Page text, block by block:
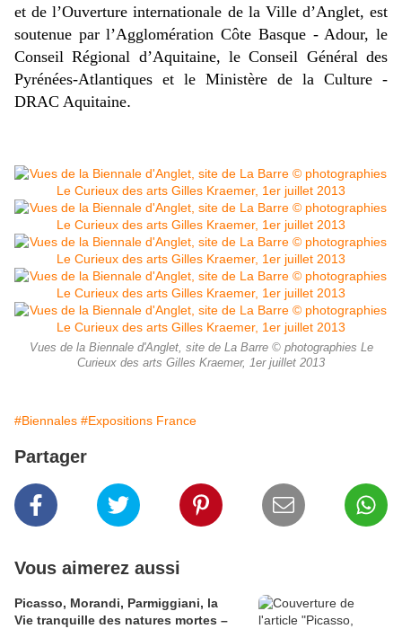
et de l’Ouverture internationale de la Ville d’Anglet, est
soutenue par l’Agglomération Côte Basque - Adour, le
Conseil Régional d’Aquitaine, le Conseil Général des
Pyrénées-Atlantiques et le Ministère de la Culture -
DRAC Aquitaine.
Vues de la Biennale d'Anglet, site de La Barre © photographies Le
Curieux des arts Gilles Kraemer, 1er juillet 2013
#Biennales #Expositions France
Partager
Vous aimerez aussi
Picasso, Morandi, Parmiggiani, la
Vie tranquille des natures mortes –